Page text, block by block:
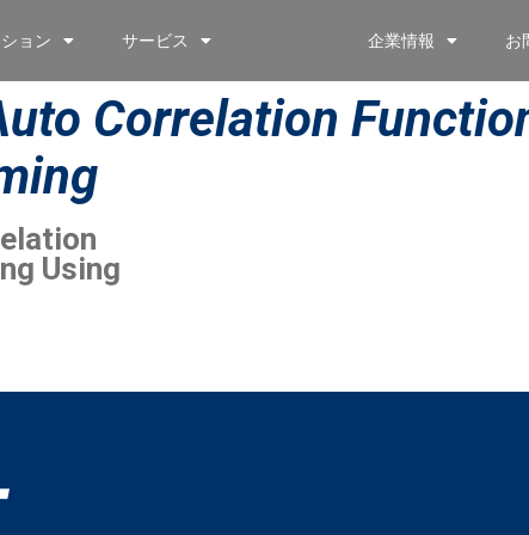
ョン サービス 企業情報 お
Correlation
Using